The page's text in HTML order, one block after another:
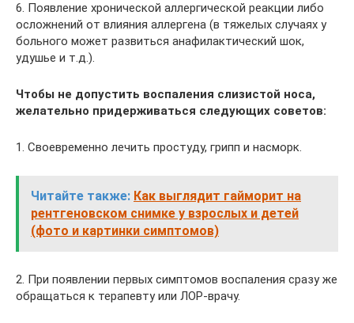
6. Появление хронической аллергической реакции либо
осложнений от влияния аллергена (в тяжелых случаях у
больного может развиться анафилактический шок,
удушье и т.д.).
Чтобы не допустить воспаления слизистой носа,
желательно придерживаться следующих советов:
1. Своевременно лечить простуду, грипп и насморк.
Читайте также: Как выглядит гайморит на
рентгеновском снимке у взрослых и детей
(фото и картинки симптомов)
2. При появлении первых симптомов воспаления сразу же
обращаться к терапевту или ЛОР-врачу.